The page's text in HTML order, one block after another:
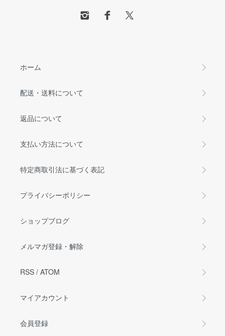
ホーム
配送・送料について
返品について
支払い方法について
特定商取引法に基づく表記
プライバシーポリシー
ショップブログ
メルマガ登録・解除
RSS / ATOM
マイアカウント
会員登録